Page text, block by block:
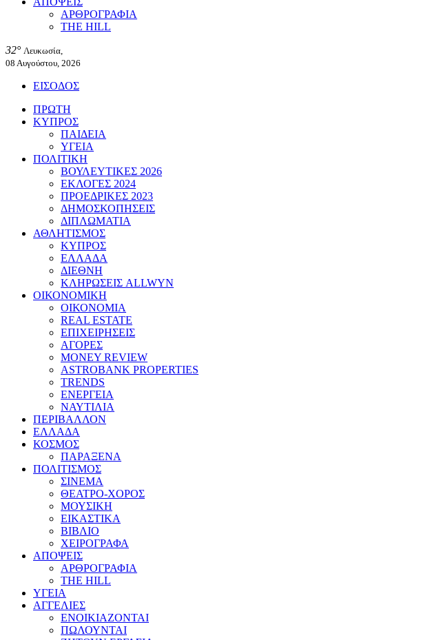
ΑΡΘΡΟΓΡΑΦΙΑ
THE HILL
32° Λευκωσία,
08 Αυγούστου, 2026
ΕΙΣΟΔΟΣ
ΠΡΩΤΗ
ΚΥΠΡΟΣ
ΠΑΙΔΕΙΑ
ΥΓΕΙΑ
ΠΟΛΙΤΙΚΗ
ΒΟΥΛΕΥΤΙΚΕΣ 2026
ΕΚΛΟΓΕΣ 2024
ΠΡΟΕΔΡΙΚΕΣ 2023
ΔΗΜΟΣΚΟΠΗΣΕΙΣ
ΔΙΠΛΩΜΑΤΙΑ
ΑΘΛΗΤΙΣΜΟΣ
ΚΥΠΡΟΣ
ΕΛΛΑΔΑ
ΔΙΕΘΝΗ
ΚΛΗΡΩΣΕΙΣ ALLWYN
ΟΙΚΟΝΟΜΙΚΗ
ΟΙΚΟΝΟΜΙΑ
REAL ESTATE
ΕΠΙΧΕΙΡΗΣΕΙΣ
ΑΓΟΡΕΣ
MONEY REVIEW
ASTROBANK PROPERTIES
TRENDS
ΕΝΕΡΓΕΙΑ
ΝΑΥΤΙΛΙΑ
ΠΕΡΙΒΑΛΛΟΝ
ΕΛΛΑΔΑ
ΚΟΣΜΟΣ
ΠΑΡΑΞΕΝΑ
ΠΟΛΙΤΙΣΜΟΣ
ΣΙΝΕΜΑ
ΘΕΑΤΡΟ-ΧΟΡΟΣ
ΜΟΥΣΙΚΗ
ΕΙΚΑΣΤΙΚΑ
ΒΙΒΛΙΟ
ΧΕΙΡΟΓΡΑΦΑ
ΑΠΟΨΕΙΣ
ΑΡΘΡΟΓΡΑΦΙΑ
THE HILL
ΥΓΕΙΑ
ΑΓΓΕΛΙΕΣ
ΕΝΟΙΚΙΑΖΟΝΤΑΙ
ΠΩΛΟΥΝΤΑΙ